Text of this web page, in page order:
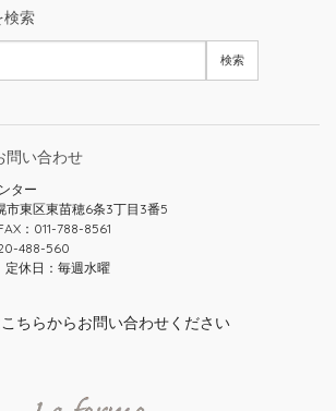
検索
い合わせ
ター
東区東苗穂6条3丁目3番5
：011-788-8561
488-560
休日：毎週水曜
ちらからお問い合わせください